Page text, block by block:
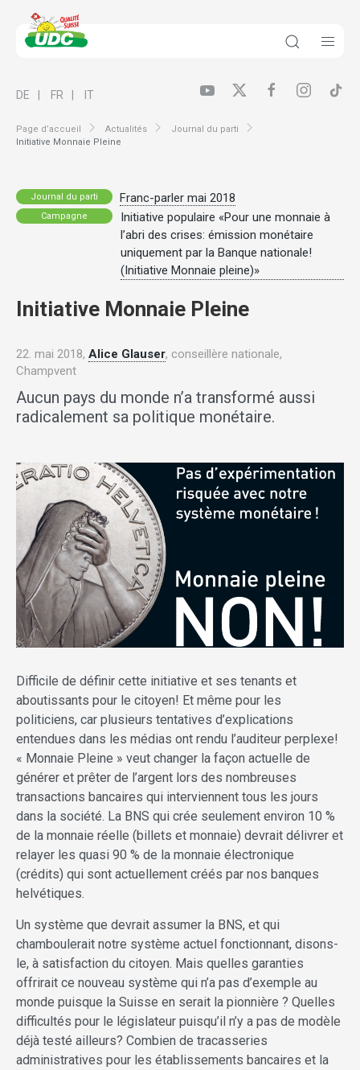
Page d’accueil Actualités
Journal du parti
Initiative Monnaie Pleine
DE FR IT
Journal du parti Franc-parler mai 2018
Campagne
Initiative populaire «Pour une monnaie à
l’abri des crises: émission monétaire
uniquement par la Banque nationale!
(Initiative Monnaie pleine)»
Initiative Monnaie Pleine
22. mai 2018, Alice Glauser, conseillère nationale,
Champvent
Aucun pays du monde n’a transformé aussi
radicalement sa politique monétaire.
Difficile de définir cette initiative et ses tenants et
aboutissants pour le citoyen! Et même pour les
politiciens, car plusieurs tentatives d’explications
entendues dans les médias ont rendu l’auditeur perplexe!
« Monnaie Pleine » veut changer la façon actuelle de
générer et prêter de l’argent lors des nombreuses
transactions bancaires qui interviennent tous les jours
dans la société. La BNS qui crée seulement environ 10 %
de la monnaie réelle (billets et monnaie) devrait délivrer et
relayer les quasi 90 % de la monnaie électronique
(crédits) qui sont actuellement créés par nos banques
helvétiques.
Un système que devrait assumer la BNS, et qui
chamboulerait notre système actuel fonctionnant, disons-
le, à satisfaction du citoyen. Mais quelles garanties
offrirait ce nouveau système qui n’a pas d’exemple au
monde puisque la Suisse en serait la pionnière ? Quelles
difficultés pour le législateur puisqu’il n’y a pas de modèle
déjà testé ailleurs? Combien de tracasseries
administratives pour les établissements bancaires et la